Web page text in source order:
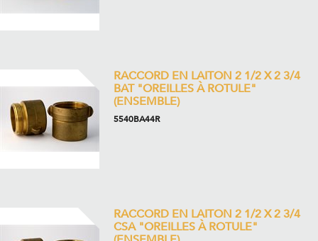
RACCORD EN LAITON 2 1/2 X 2 3/4
BAT "OREILLES À ROTULE"
(ENSEMBLE)
5540BA44R
RACCORD EN LAITON 2 1/2 X 2 3/4
CSA "OREILLES À ROTULE"